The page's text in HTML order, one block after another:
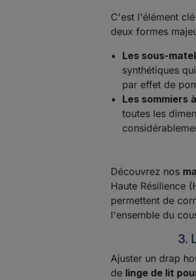
C'est l'élément
deux formes
Les sous-
synthétiques
par effet de
Les sommiers
toutes les
Découvrez nos
Haute Résilience
permettent de
l'ensemble du
3.
Ajuster un drap
de linge de lit